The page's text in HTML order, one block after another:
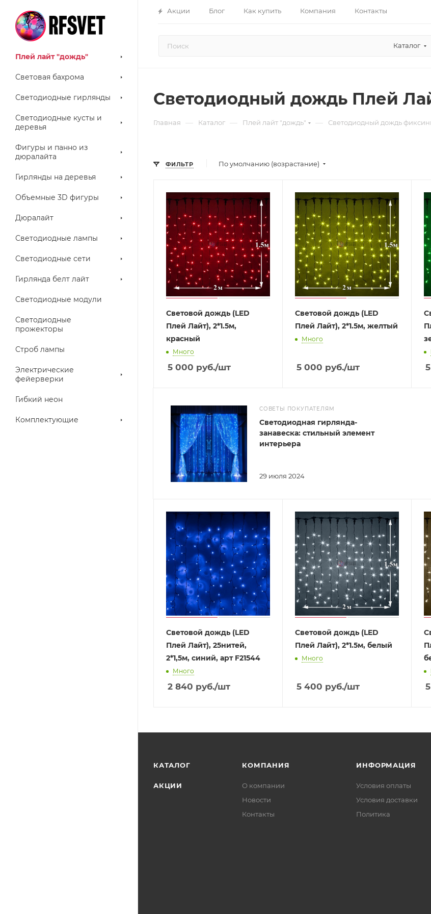
Акции Блог Как купить Компания Контакты
Каталог
Плей лайт "дождь"
Световая бахрома
Светодиодные гирлянды
Светодиодные кусты и
деревья
Фигуры и панно из
дюралайта
Гирлянды на деревья
Объемные 3D фигуры
Дюралайт
Светодиодные лампы
Светодиодные сети
Гирлянда белт лайт
Светодиодные модули
Светодиодные
прожекторы
Строб лампы
Электрические
фейерверки
Гибкий неон
Комплектующие
Светодиодный дождь Плей
Главная — Каталог — Плей лайт "дождь" — Светодиодный дождь
ФИЛЬТР По умолчанию (возрастание)
Световой дождь (LED
Плей Лайт), 2*1.5м,
красный
Много
5 000 руб./шт
Световой дождь (LED
Плей Лайт), 2*1.5м, желтый
Много
5 000 руб./шт
СОВЕТЫ ПОКУПАТЕЛЯМ
29 июля 2024
Светодиодная гирлянда-
занавеска: стильный элемент
интерьера
Световой дождь (LЕD
Плей Лайт), 25нитей,
2*1,5м, синий, арт F21544
Много
2 840 руб./шт
Световой дождь (LED
Плей Лайт), 2*1.5м, белый
Много
5 400 руб./шт
КАТАЛОГ
АКЦИИ
КОМПАНИЯ
О компании
Новости
Контакты
ИНФОРМАЦИЯ
Условия оплаты
Условия доставки
Политика